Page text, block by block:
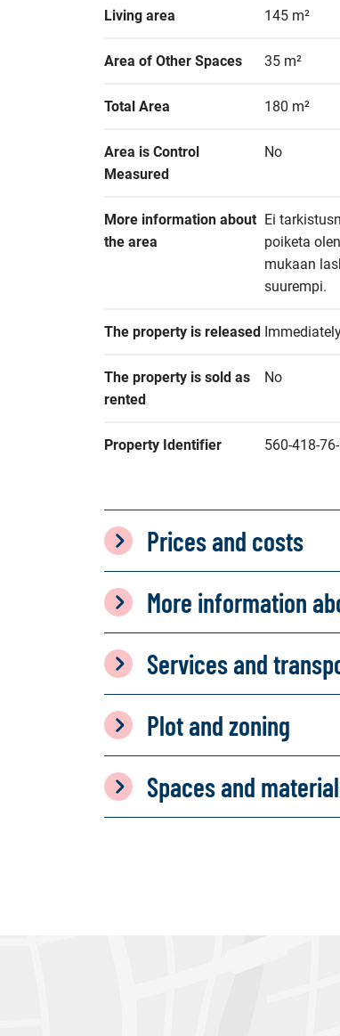
Living area 145 m²
Area of Other Spaces 35 m²
Total Area 180 m²
Area is Control
Measured
No
More information about
the area
Ei
poiketa
mukaan
suurempi.
The property is released
The property is sold as
rented
No
Property Identifier 560-418-
Prices and costs
More information
Services and
Plot and zoning
Spaces and